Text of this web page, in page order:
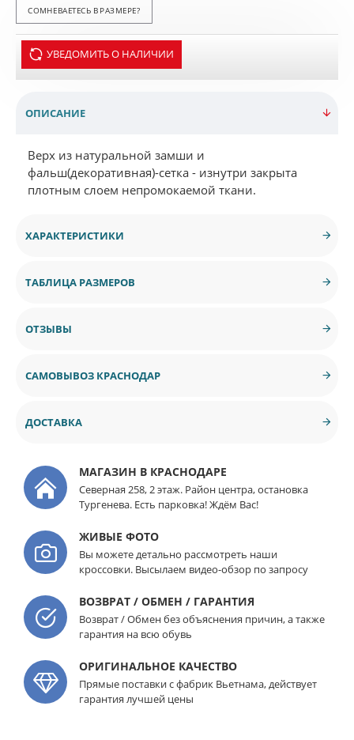
УВЕДОМИТЬ О НАЛИЧИИ
ОПИСАНИЕ
Верх из натуральной замши и
фальш(декоративная)-сетка - изнутри закрыта
плотным слоем непромокаемой ткани.
ХАРАКТЕРИСТИКИ
ТАБЛИЦА РАЗМЕРОВ
ОТЗЫВЫ
САМОВЫВОЗ КРАСНОДАР
ДОСТАВКА
СОМНЕВАЕТЕСЬ В РАЗМЕРЕ?
МАГАЗИН В КРАСНОДАРЕ
Северная 258, 2 этаж. Район центра, остановка
Тургенева. Есть парковка! Ждём Вас!
ЖИВЫЕ ФОТО
Вы можете детально рассмотреть наши
кроссовки. Высылаем видео-обзор по запросу
ВОЗВРАТ / ОБМЕН / ГАРАНТИЯ
Возврат / Обмен без объяснения причин, а также
гарантия на всю обувь
ОРИГИНАЛЬНОЕ КАЧЕСТВО
Прямые поставки с фабрик Вьетнама, действует
гарантия лучшей цены